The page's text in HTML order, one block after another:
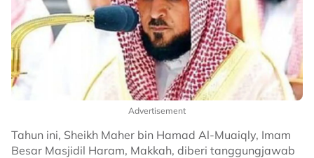
Advertisement
Tahun ini, Sheikh Maher bin Hamad Al-Muaiqly, Imam
Besar Masjidil Haram, Makkah, diberi tanggungjawab